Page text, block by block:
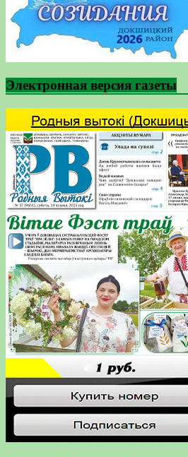
Электронная версия газеты